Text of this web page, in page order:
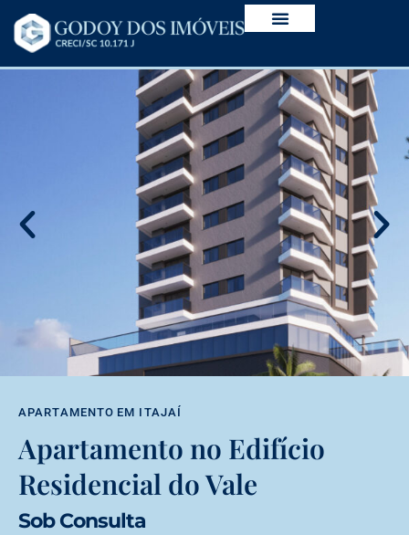
APARTAMENTO EM ITAJAÍ
Apartamento no Edifício
Residencial do Vale
Sob Consulta